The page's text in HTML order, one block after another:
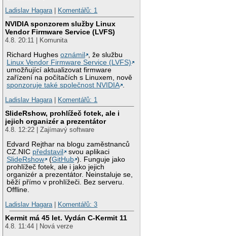
Ladislav Hagara| Komentářů: 1
NVIDIA sponzorem služby Linux
Vendor Firmware Service (LVFS)
4.8. 20:11 | Komunita
Richard Hughesoznámil
, že službu
Linux Vendor Firmware Service (LVFS)
umožňující aktualizovat firmware
zařízení na počítačích s Linuxem, nově
sponzoruje také společnost NVIDIA
Ladislav Hagara| Komentářů: 1
SlideRshow, prohlížeč fotek, ale i
jejich organizér a prezentátor
4.8. 12:22 | Zajímavý software
Edvard Rejthar na blogu zaměstnanců
CZ.NIC představil
svou aplikaci
SlideRshow
(GitHub ). Funguje jako
prohlížeč fotek, ale i jako jejich
organizér a prezentátor. Neinstaluje se,
běží přímo v prohlížeči. Bez serveru.
Offline.
Ladislav Hagara| Komentářů: 3
Kermit má 45 let. Vydán C-Kermit 11
4.8. 11:44 | Nová verze